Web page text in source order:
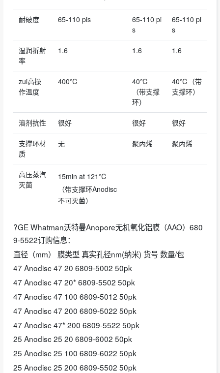
耐破度 65-110 pis
65-110 pi
s
65-110 pi
s
湿润折射
率
1.6 1.6 1.6
zui高操
作温度
400℃
40℃
（带支撑
环）
40℃（带
支撑环）
溶剂抗性 很好 很好 很好
支撑环材
质
无 聚丙烯 聚丙烯
高压蒸汽
灭菌
15min at 121℃
（带支撑环Anodisc
不可灭菌）
?GE Whatman沃特曼Anopore无机氧化铝膜（AAO）680
9-5522订购信息：
直径（mm） 膜类型 真实孔径nm(纳米) 货号 数量/包
47 Anodisc 47 20 6809-5002 50pk
47 Anodisc 47 20* 6809-5502 50pk
47 Anodisc 47 100 6809-5012 50pk
47 Anodisc 47 200 6809-5022 50pk
47 Anodisc 47* 200 6809-5522 50pk
25 Anodisc 25 20 6809-6002 50pk
25 Anodisc 25 100 6809-6022 50pk
25 Anodisc 25 200 6809-5502 50pk